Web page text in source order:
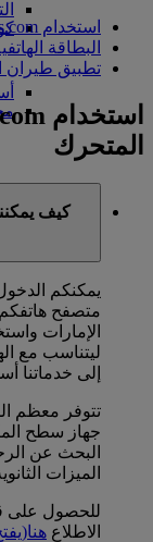
استخدام emirates.com على هاتفكم المتحرك
البطاقة
تطبيق طيران
المتحرك
متصفح
الإمارات
ليتناسب مع
إلى خدماتنا
جهاز سطح
البحث عن
الميزات
للحصول على
الاطلاع هنا